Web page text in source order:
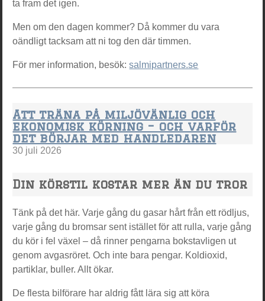
ta fram det igen.
Men om den dagen kommer? Då kommer du vara
oändligt tacksam att ni tog den där timmen.
För mer information, besök:salmipartners.se
Att träna på miljövänlig och
ekonomisk körning – och varför
det börjar med handledaren
30 juli 2026
Din körstil kostar mer än du tror
Tänk på det här. Varje gång du gasar hårt från ett rödljus,
varje gång du bromsar sent istället för att rulla, varje gång
du kör i fel växel – då rinner pengarna bokstavligen ut
genom avgasröret. Och inte bara pengar. Koldioxid,
partiklar, buller. Allt ökar.
De flesta bilförare har aldrig fått lära sig att köra